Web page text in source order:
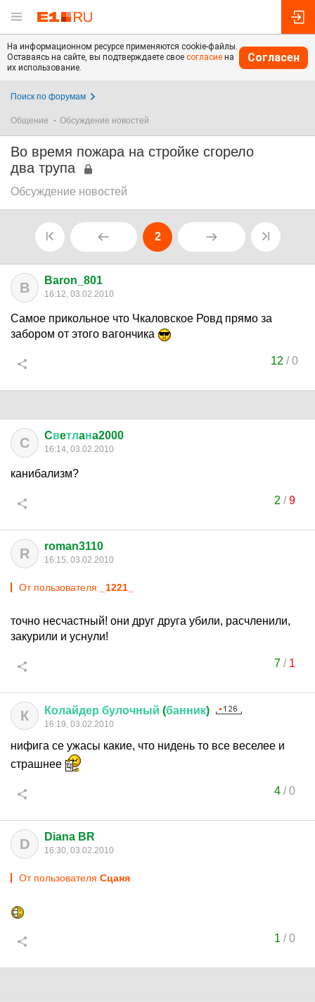
На информационном ресурсе применяются cookie-файлы.
Оставаясь на сайте, вы подтверждаете свое согласие на
их использование.
Согласен
Поиск по форумам
Общение Обсуждение новостей
Во время пожара на стройке сгорело
два трупа
Обсуждение новостей
2
B Baron_801
16:12, 03.02.2010
Самое прикольное что Чкаловское Ровд прямо за
забором от этого вагончика
12 /0
C Cвeтлaнa2000
16:14, 03.02.2010
канибализм?
2 /9
R roman3110
16:15, 03.02.2010
От пользователя _1221_
точно несчастный! они друг друга убили, расчленили,
закурили и уснули!
7/ 1
К Колайдер булочный (банник)
16:19, 03.02.2010
нифига се ужасы какие, что нидень то все веселее и
страшнее
4/0
D Diana BR
16:30, 03.02.2010
От пользователя Сцаня
1 /0